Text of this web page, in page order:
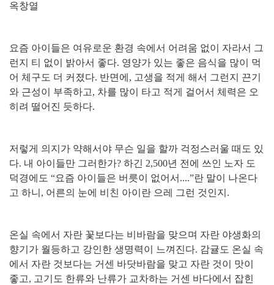
옥창열
요즘 아이들은 여유로운 환경 속에서 어려움 없이 자라서 그
런지 티 없이 밝아서 좋다. 영양가 있는 좋은 음식을 많이 먹
어 체구도 더 커졌다. 반면에 , 고생을 적게 해서 그런지 끈기
와 근성이 부족하고, 차를 많이 타고 적게 걸어서 체력은 오
히려 떨어진 듯하다.
저렇게 의지가 약해서야 무슨 일을 할까 걱정스러울 때도 있
다. 내 아이들만 그러한가? 하긴 2,500년 전에 쓰인 노자 도
덕경에도 “요즘 아이들은 버릇이 없어서 ....”란 말이 나온다
고 하니 , 어른의 눈에 비친 아이란 으레 그런 것인지 .
온실 속에서 자란 꽃보다는 비바람을 맞으며 자란 야생화의
향기가 월등하고 강인한 생명력이 느껴진다. 감귤도 온실 속
에서 자란 것보다는 거센 바닷바람을 맞고 자란 것이 맛이
좋고, 고기도 한류와 난류가 교차하는 거센 바다에서 잡힌